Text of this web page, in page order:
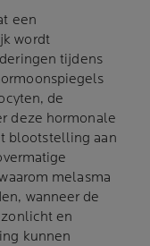
een
wordt
tijdens
de
deze hormonale
blootstelling aan
melasma
wanneer de
en
kunnen